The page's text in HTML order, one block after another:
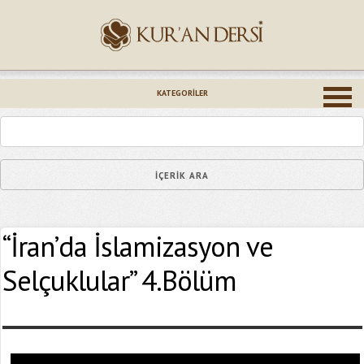
KATEGORILER
“İran’da İslamizasyon ve
Selçuklular” 4.Bölüm
Epostanız (*)
Yaşadığınız Hatanın Ayrıntıları